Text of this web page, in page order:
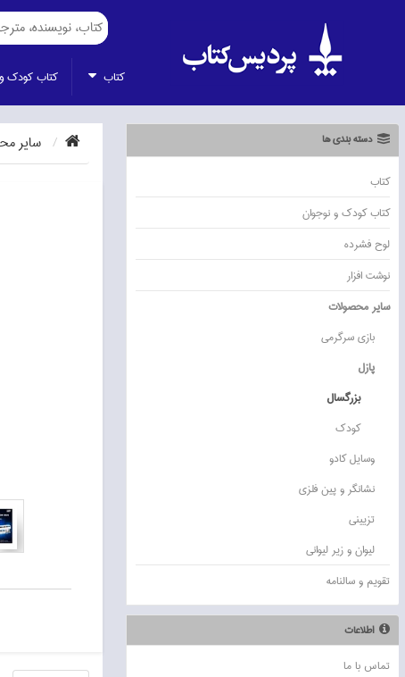
كتاب كتاب كودك
دسته بندی ها
كتاب
كتاب كودك و نوجوان
لوح فشرده
نوشت افزار
ساير محصولات
بازي سرگرمي
پازل
بزرگسال
کودک
وسايل کادو
نشانگر و پين فلزي
تزييني
ليوان و زير ليواني
تقويم و سالنامه
اطلاعات
تماس با ما
ساير